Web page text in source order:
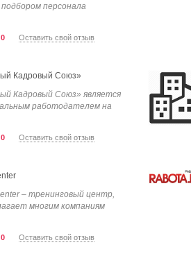
персонала
0 Оставить свой отзыв
Кадровый Союз»
Кадровый Союз» является
работодателем на
0 Оставить свой отзыв
– тренинговый центр,
многим компаниям
0 Оставить свой отзыв